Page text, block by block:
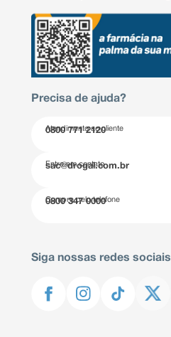
Precisa de ajuda?
Atendimento ao cliente
0800 771 2120
Entre em contato
sac@drogal.com.br
Compre pelo telefone
0800 347 0000
Siga nossas redes sociais